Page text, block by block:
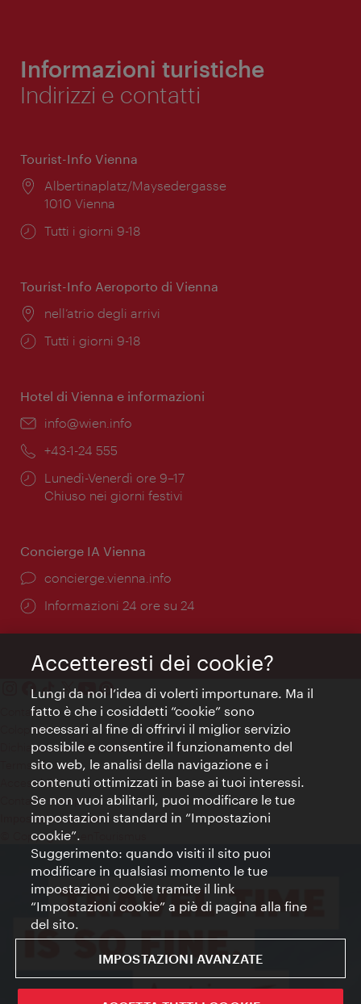
Informazioni turistiche
Indirizzi e contatti
Tourist-Info Vienna
Posizione:
Albertinaplatz/Maysedergasse
1010 Vienna
Orari
Tutti i giorni 9-18
Tourist-Info Aeroporto di Vienna
Posizione:
nell’atrio degli arrivi
Orari
Tutti i giorni 9-18
Hotel di Vienna e informazioni
Email:
info@wien.info
Telefono:
+43-1-24 555
Orari
di
Lunedì-Venerdì ore 9–17
Chiuso nei giorni festivi
Concierge IA Vienna
Ort:
concierge.vienna.info
Öffnungszeiten:
Informazioni 24 ore su 24
Contatti
Colophon
Dichiarazione sulla protezione dei dati
Terms of Use
Accessibilità
Contatto stampa
Impostazioni cookie
© Copyright WienTourismus
Accetteresti dei cookie?
Lungi da noi l’idea di volerti importunare. Ma il
fatto è che i cosiddetti “cookie” sono
necessari al fine di offrirvi il miglior servizio
possibile e consentire il funzionamento del
sito web, le analisi della navigazione e i
contenuti ottimizzati in base ai tuoi interessi.
Se non vuoi abilitarli, puoi modificare le tue
impostazioni standard in “Impostazioni
cookie”.
Suggerimento: quando visiti il sito puoi
modificare in qualsiasi momento le tue
impostazioni cookie tramite il link
“Impostazioni cookie” a piè di pagina alla fine
del sito.
IMPOSTAZIONI AVANZATE